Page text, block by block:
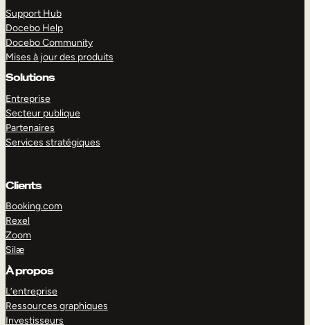
Support Hub
Docebo Help
Docebo Community
Mises à jour des produits
Solutions
Entreprise
Secteur publique
Partenaires
Services stratégiques
Clients
Booking.com
Rexel
Zoom
Silæ
À propos
L’entreprise
Ressources graphiques
Investisseurs